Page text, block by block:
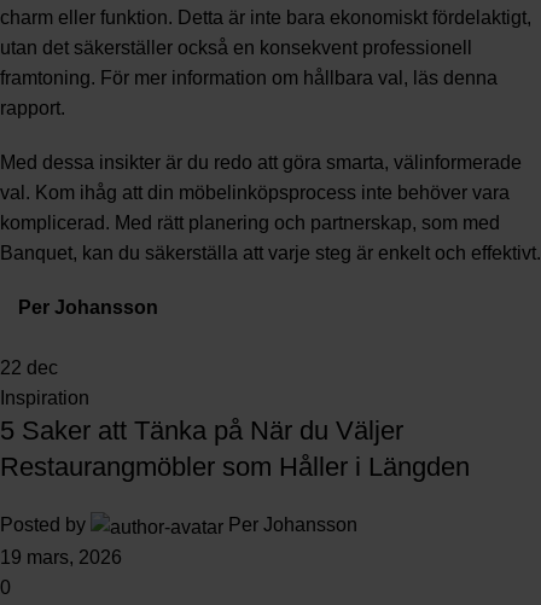
charm eller funktion. Detta är inte bara ekonomiskt fördelaktigt,
utan det säkerställer också en konsekvent professionell
framtoning. För mer information om hållbara val, läs denna
rapport.
Med dessa insikter är du redo att göra smarta, välinformerade
val. Kom ihåg att din möbelinköpsprocess inte behöver vara
komplicerad. Med rätt planering och partnerskap, som med
Banquet, kan du säkerställa att varje steg är enkelt och effektivt.
Per Johansson
22 dec
Inspiration
5 Saker att Tänka på När du Väljer
Restaurangmöbler som Håller i Längden
Posted by
Per Johansson
19 mars, 2026
0